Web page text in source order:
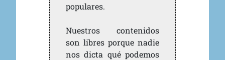
populares.
Nuestros contenidos
son libres porque nadie
nos dicta qué podemos